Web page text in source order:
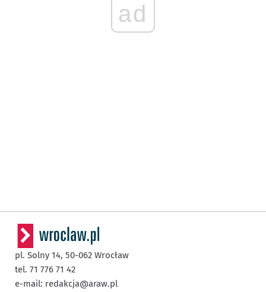
ad
pl. Solny 14, 50-062 Wrocław
tel. 71 776 71 42
e-mail: redakcja@araw.pl